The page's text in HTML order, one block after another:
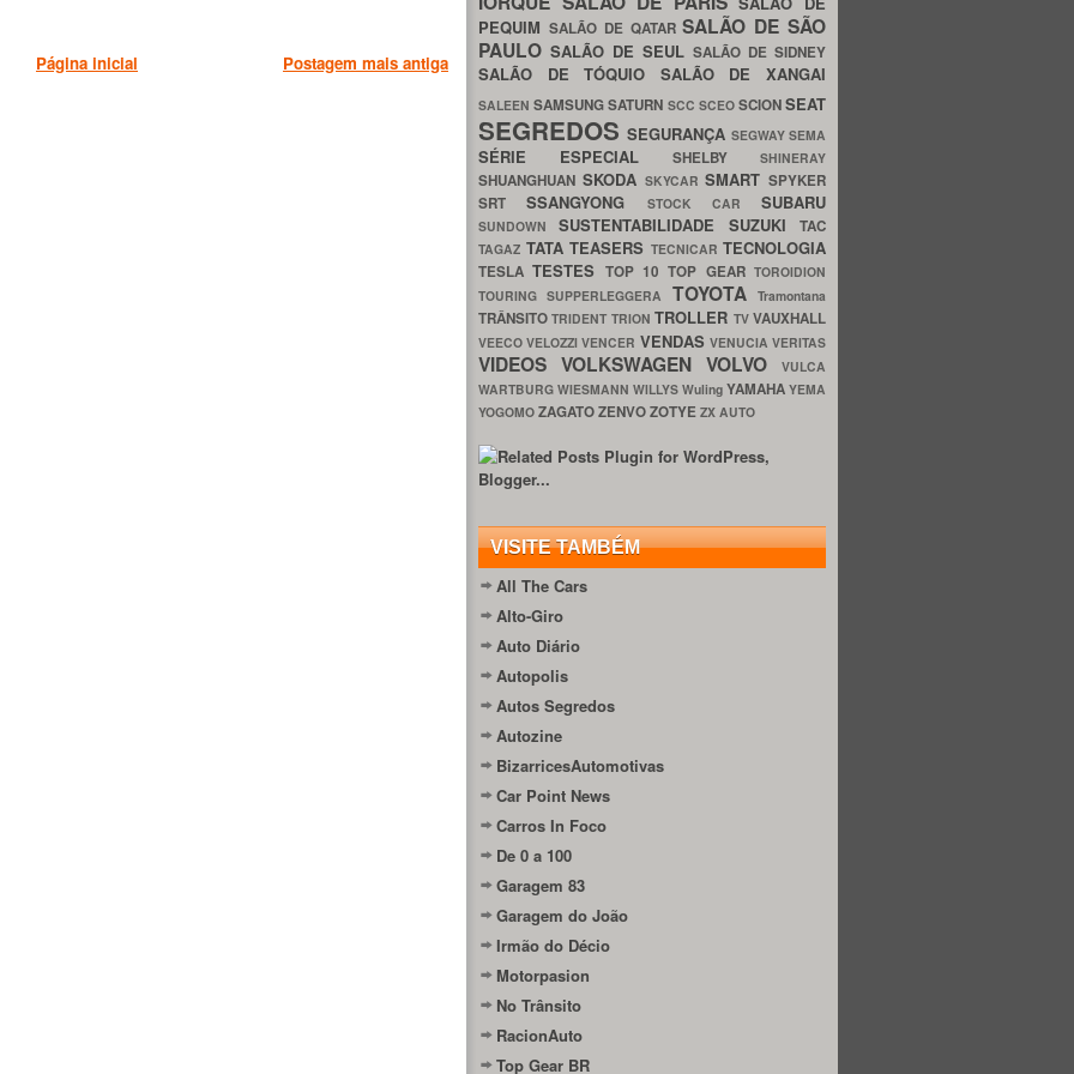
Postagem mais antiga
Página inicial
PEQUIM SALÃO DE QATARSALÃO DE SÃO
PAULO SALÃO DE SEUL SALÃO DE SIDNEY
SALÃO DE TÓQUIO SALÃO DE XANGAI
SALEENSAMSUNGSATURN SCC SCEO SCIONSEAT
SEGREDOSSEGURANÇA SEGWAYSEMA
SÉRIE ESPECIAL SHELBY SHINERAY
SHUANGHUAN SKODA SKYCARSMART SPYKER
SRTSSANGYONG STOCK CAR SUBARU
SUNDOWNSUSTENTABILIDADE SUZUKITAC
TAGAZ TATA TEASERS TECNICAR TECNOLOGIA
TESLATESTES TOP 10TOP GEARTOROIDION
TOURING SUPPERLEGGERA TOYOTATramontana
TRÂNSITOTRIDENT TRIONTROLLER TVVAUXHALL
VEECOVELOZZIVENCER VENDAS VENUCIAVERITAS
VIDEOS VOLKSWAGEN VOLVO
VULCA
WARTBURG WIESMANN WILLYS Wuling YAMAHA YEMA
YOGOMO ZAGATOZENVOZOTYE ZX AUTO
VISITE TAMBÉM
All The Cars
Alto-Giro
Auto Diário
Autopolis
Autos Segredos
Autozine
BizarricesAutomotivas
Car Point News
Carros In Foco
De 0 a 100
Garagem 83
Garagem do João
Irmão do Décio
Motorpasion
No Trânsito
RacionAuto
Top Gear BR